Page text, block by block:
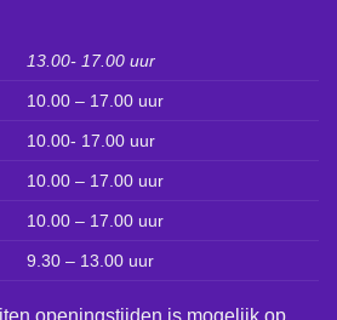
13.00- 17.00 uur
10.00 – 17.00 uur
10.00- 17.00 uur
10.00 – 17.00 uur
10.00 – 17.00 uur
9.30 – 13.00 uur